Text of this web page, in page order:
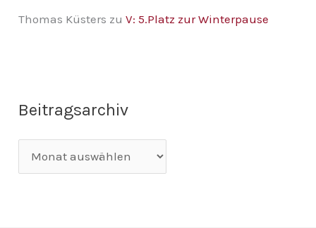
Thomas Küsters zuV: 5.Platz zur Winterpause
Beitragsarchiv